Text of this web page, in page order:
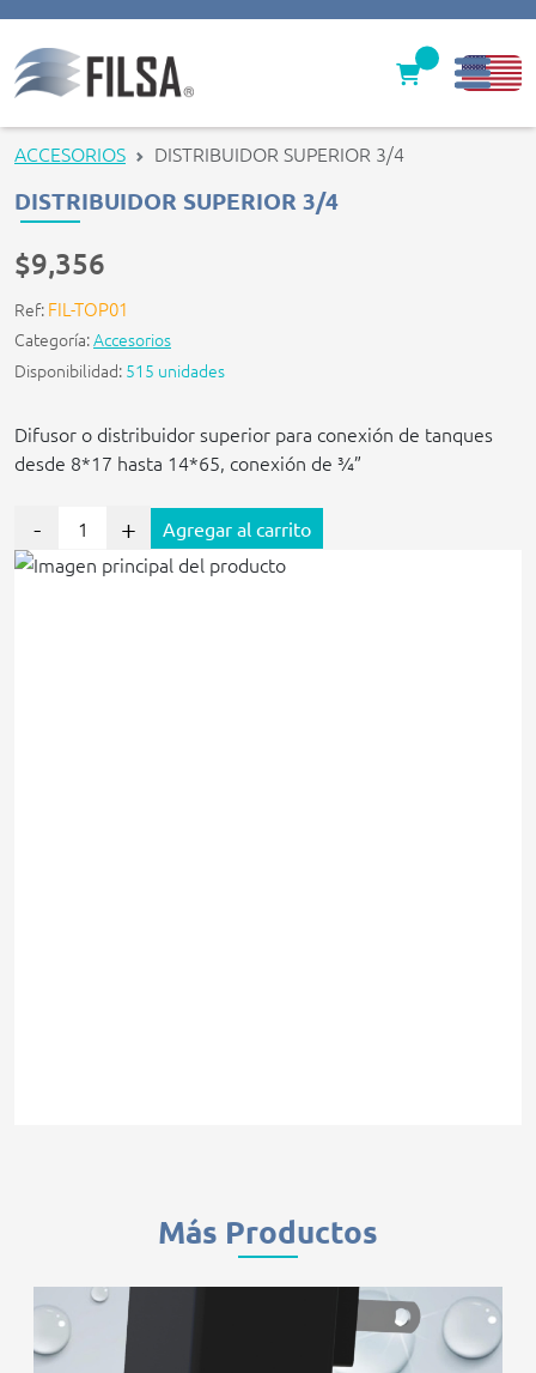
Inicio
Nuestras Soluciones
Contáctenos
ACCESORIOS DISTRIBUIDOR SUPERIOR 3/4
DISTRIBUIDOR SUPERIOR 3/4
$9,356
Ref: FIL-TOP01
Categoría:Accesorios
Disponibilidad: 515 unidades
Difusor o distribuidor superior para conexión de tanques
desde 8*17 hasta 14*65, conexión de ¾”
- + Agregar al carrito
Más Productos